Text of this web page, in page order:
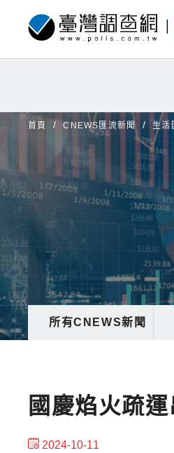
首頁 CNEWS匯流新聞 生活
所有CNEWS新聞
國慶焰火疏
2024-10-11